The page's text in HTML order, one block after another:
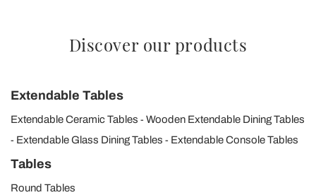
Discover our products
Extendable Tables
Extendable Ceramic Tables
Wooden Extendable Dining Tables
Extendable Glass Dining Tables
Extendable Console Tables
Tables
Round Tables